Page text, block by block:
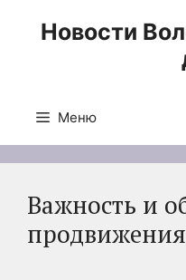
Новости
Меню
Важность и